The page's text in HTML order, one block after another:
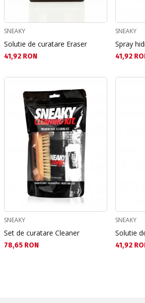
SNEAKY
Solutie de curatare Eraser
Текуща цена:
41,92 RON
SNEAKY
Spray
Текуща
41,92
SNEAKY
Set de curatare Cleaner
Текуща цена:
78,65 RON
SNEAKY
Solutie
Текуща
41,92